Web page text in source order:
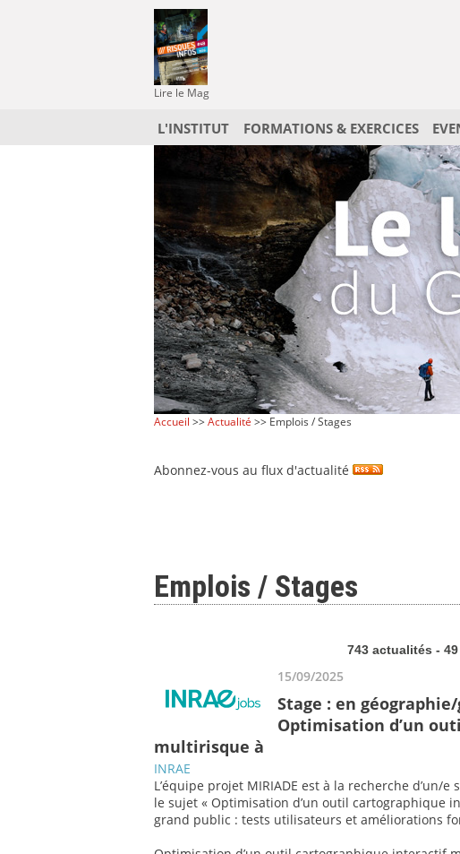
Lire le Mag
L'INSTITUT FORMATIONS & EXERCICES
Accueil >>Actualité >> Emplois / Stages
Abonnez-vous au flux d'actualité
Emplois / Stages
743 actualités -
15/09/2025
Stage : en
Optimisation d’un
multirisque à
INRAE
L’équipe projet MIRIADE est à la recherche d’un/
le sujet « Optimisation d’un outil cartographique
grand public : tests utilisateurs et améliorations